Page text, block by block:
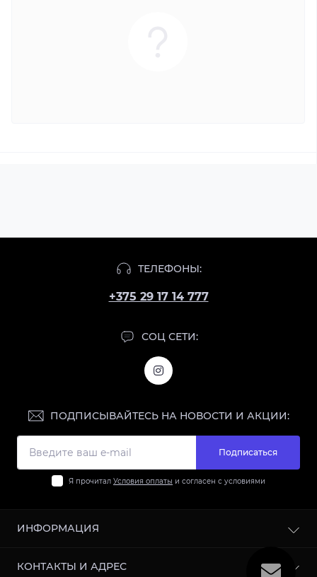
ТЕЛЕФОНЫ:
+375 29 17 14 777
СОЦ СЕТИ:
ПОДПИСЫВАЙТЕСЬ НА НОВОСТИ И АКЦИИ:
Подписаться
Я прочитал Условия оплаты и согласен с условиями
ИНФОРМАЦИЯ
Доставка
КОНТАКТЫ И АДРЕС